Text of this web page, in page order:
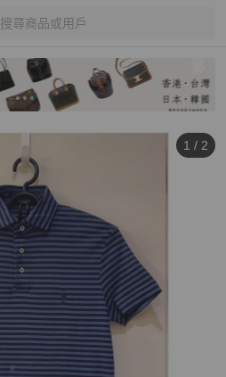
搜尋商品或用戶
1 / 2